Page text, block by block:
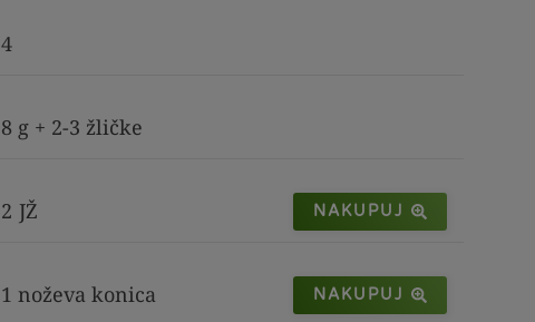
4
8 g + 2-3 žličke
2 JŽ NAKUPUJ
1 noževa konica NAKUPUJ